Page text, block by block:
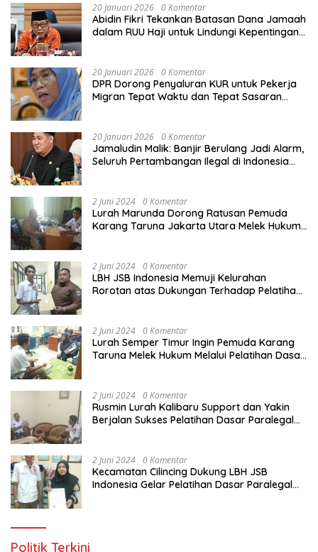
20 Januari 2026 0 Komentar
Abidin Fikri Tekankan Batasan Dana Jamaah
dalam RUU Haji untuk Lindungi Kepentingan
20 Januari 2026 0 Komentar
DPR Dorong Penyaluran KUR untuk Pekerja
Migran Tepat Waktu dan Tepat Sasaran
20 Januari 2026 0 Komentar
Jamaludin Malik: Banjir Berulang Jadi Alarm,
Seluruh Pertambangan Ilegal di Indonesia
2 Juni 2024 0 Komentar
Lurah Marunda Dorong Ratusan Pemuda
Karang Taruna Jakarta Utara Melek Hukum
2 Juni 2024 0 Komentar
LBH JSB Indonesia Memuji Kelurahan
Rorotan atas Dukungan Terhadap Pelatihan
2 Juni 2024 0 Komentar
Lurah Semper Timur Ingin Pemuda Karang
Taruna Melek Hukum Melalui Pelatihan Dasar
2 Juni 2024 0 Komentar
Rusmin Lurah Kalibaru Support dan Yakin
Berjalan Sukses Pelatihan Dasar Paralegal
2 Juni 2024 0 Komentar
Kecamatan Cilincing Dukung LBH JSB
Indonesia Gelar Pelatihan Dasar Paralegal
Politik Terkini